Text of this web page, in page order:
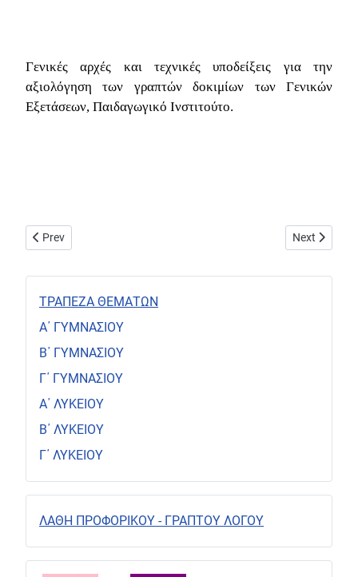
ΤΡΑΠΕΖΑ ΘΕΜΑΤΩΝ
Α΄ ΓΥΜΝΑΣΙΟΥ
Β΄ ΓΥΜΝΑΣΙΟΥ
Γ΄ ΓΥΜΝΑΣΙΟΥ
Α΄ ΛΥΚΕΙΟΥ
Β΄ ΛΥΚΕΙΟΥ
Γ΄ ΛΥΚΕΙΟΥ
ΛΑΘΗ ΠΡΟΦΟΡΙΚΟΥ - ΓΡΑΠΤΟΥ ΛΟΓΟΥ
Γενικές αρχές και τεχνικές υποδείξεις για την
αξιολόγηση των γραπτών δοκιμίων των Γενικών
Εξετάσεων, Παιδαγωγικό Ινστιτούτο.
Previous article: Αξιολόγηση της περίληψης
Prev Next article:
Next